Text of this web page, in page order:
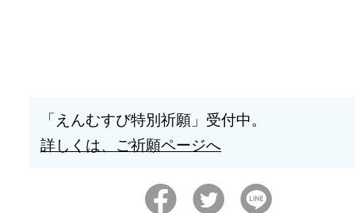
「えんむすび特別祈願」受付中。
詳しくは、ご祈願ページへ